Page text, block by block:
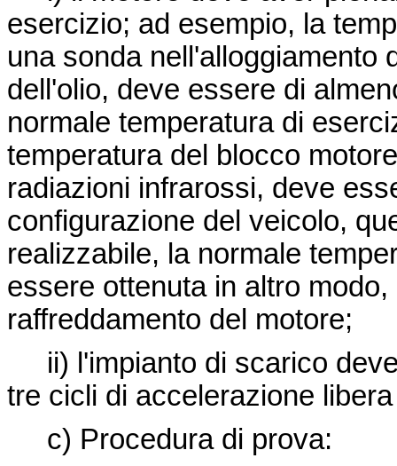
esercizio; ad esempio, la
una sonda nell'alloggiamento
dell'olio, deve essere di
normale temperatura di
temperatura del blocco
radiazioni infrarossi, deve
configurazione del veicolo,
realizzabile, la normale
essere ottenuta in altro
raffreddamento del motore;
ii) l'impianto di scarico
tre cicli di accelerazione
c) Procedura di prova: